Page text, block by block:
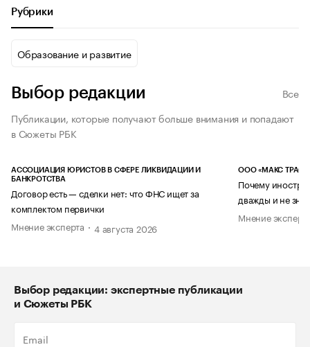
Рубрики
Образование и развитие
Выбор редакции
Все
Публикации, которые получают больше внимания и попадают
в Сюжеты РБК
АССОЦИАЦИЯ ЮРИСТОВ В СФЕРЕ ЛИКВИДАЦИИ И
БАНКРОТСТВА
Договор есть — сделки нет: что ФНС ищет за
комплектом первички
Мнение эксперта
4 августа 2026
ООО «МАКС ТРАСТ»
Почему
дважды и не
Мнение
Выбор редакции: экспертные публикации
и Сюжеты РБК